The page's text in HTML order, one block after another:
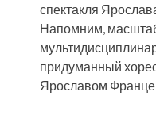
спектакля
Напомним,
придуманный
Ярославом